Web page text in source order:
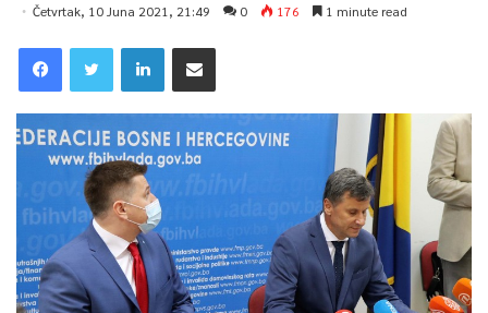
Četvrtak, 10 Juna 2021, 21:49 0 176 1 minute read